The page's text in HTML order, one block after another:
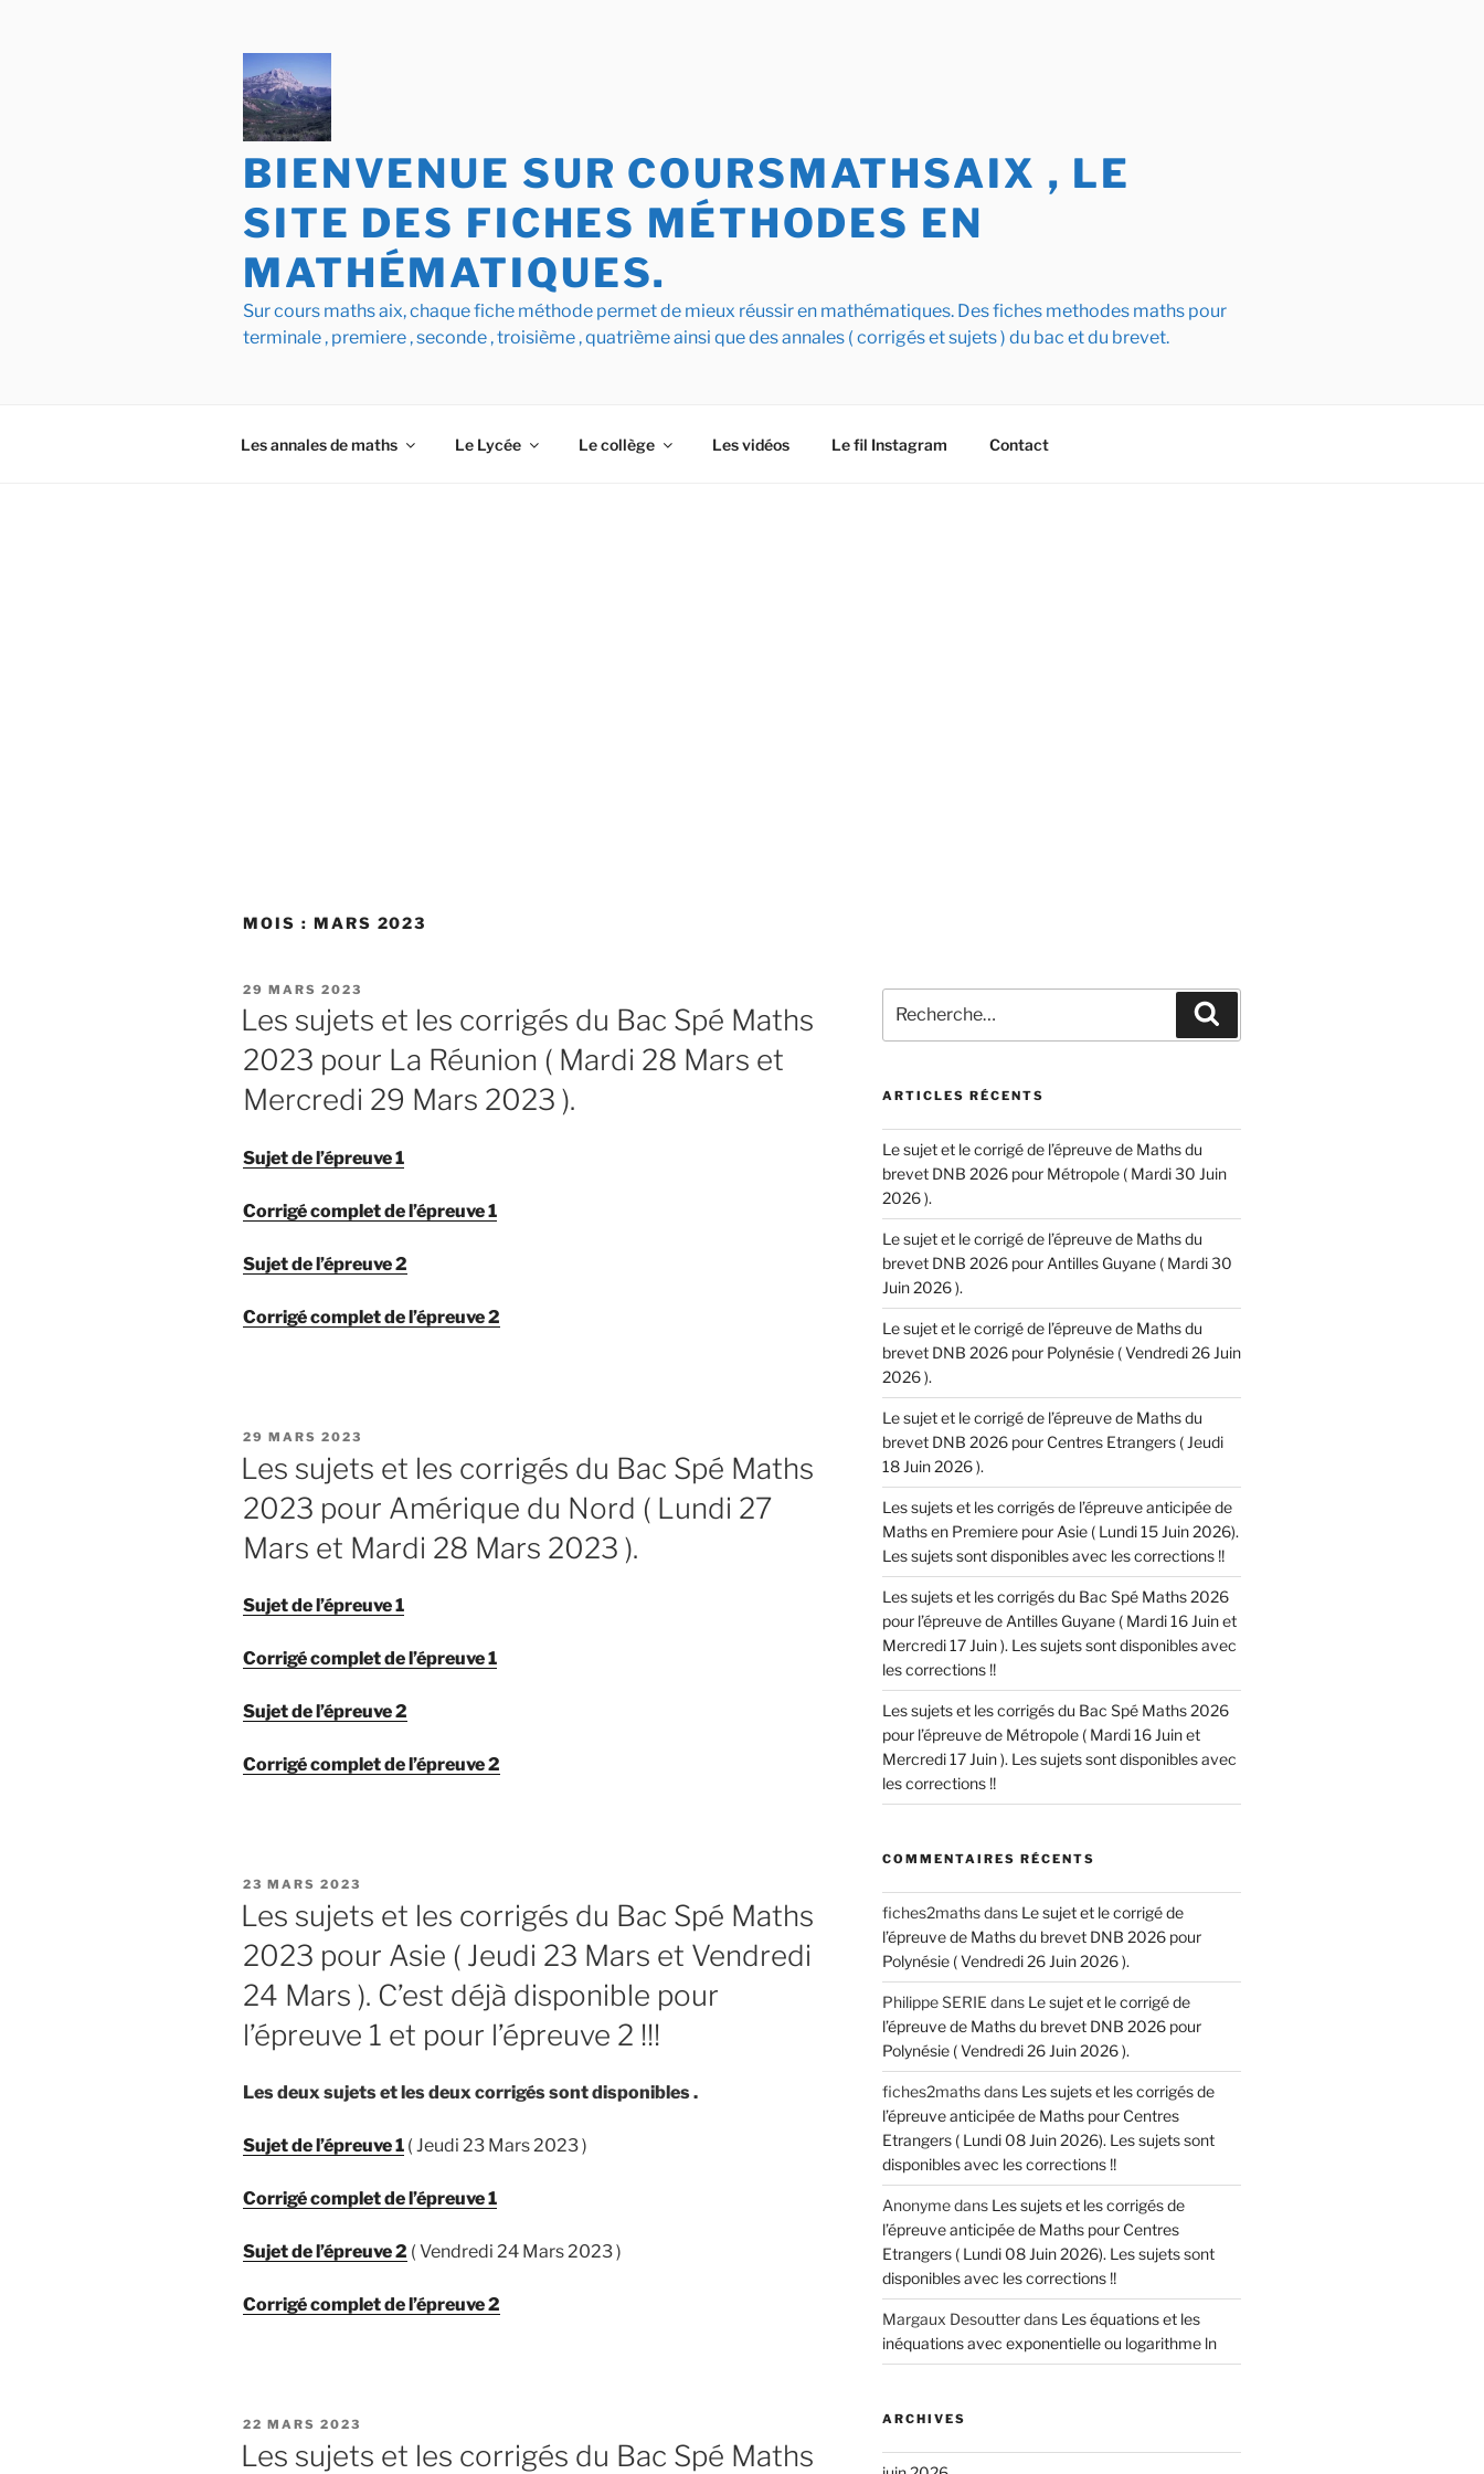
BIENVENUE SUR COURSMATHSAIX , LE
SITE DES FICHES MÉTHODES EN
MATHÉMATIQUES.
Sur cours maths aix, chaque fiche méthode permet de mieux réussir en mathématiques. Des fiches methodes maths pour
terminale , premiere , seconde , troisième , quatrième ainsi que des annales ( corrigés et sujets ) du bac et du brevet.
Les annales de maths Le Lycée Le collège Les vidéos Le fil Instagram Contact
MOIS : MARS 2023
PUBLIÉ
LE
29 MARS 2023
Les sujets et les corrigés du Bac Spé Maths
2023 pour La Réunion ( Mardi 28 Mars et
Mercredi 29 Mars 2023 ).
Sujet de l’épreuve 1
Corrigé complet de l’épreuve 1
Sujet de l’épreuve 2
Corrigé complet de l’épreuve 2
PUBLIÉ
29 MARS 2023
Les sujets et les corrigés du Bac Spé Maths
2023 pour Amérique du Nord ( Lundi 27
Mars et Mardi 28 Mars 2023 ).
Sujet de l’épreuve 1
Corrigé complet de l’épreuve 1
Sujet de l’épreuve 2
Corrigé complet de l’épreuve 2
PUBLIÉ
LE
23 MARS 2023
Les sujets et les corrigés du Bac Spé Maths
2023 pour Asie ( Jeudi 23 Mars et Vendredi
24 Mars ). C’est déjà disponible pour
l’épreuve 1 et pour l’épreuve 2 !!!
Les deux sujets et les deux corrigés sont disponibles .
Sujet de l’épreuve 1 ( Jeudi 23 Mars 2023 )
Corrigé completde l’épreuve 1
Sujet de l’épreuve 2 ( Vendredi 24 Mars 2023 )
Corrigé complet de l’épreuve 2
PUBLIÉ
LE
22 MARS 2023
Les sujets et les corrigés du Bac Spé Maths
pour
:
ARTICLES RÉCENTS
Le sujet et le corrigé de l’épreuve de Maths du
brevet DNB 2026 pour Métropole ( Mardi 30 Juin
2026 ).
Le sujet et le corrigé de l’épreuve de Maths du
brevet DNB 2026 pour Antilles Guyane ( Mardi 30
Juin 2026 ).
Le sujet et le corrigé de l’épreuve de Maths du
brevet DNB 2026 pour Polynésie ( Vendredi 26 Juin
2026 ).
Le sujet et le corrigé de l’épreuve de Maths du
brevet DNB 2026 pour Centres Etrangers ( Jeudi
18 Juin 2026 ).
Les sujets et les corrigés de l’épreuve anticipée de
Maths en Premiere pour Asie ( Lundi 15 Juin 2026).
Les sujets sont disponibles avec les corrections !!
Les sujets et les corrigés du Bac Spé Maths 2026
pour l’épreuve de Antilles Guyane ( Mardi 16 Juin et
Mercredi 17 Juin ). Les sujets sont disponibles avec
les corrections !!
Les sujets et les corrigés du Bac Spé Maths 2026
pour l’épreuve de Métropole ( Mardi 16 Juin et
Mercredi 17 Juin ). Les sujets sont disponibles avec
les corrections !!
COMMENTAIRES RÉCENTS
fiches2mathsdans Le sujet et le corrigé de
l’épreuve de Maths du brevet DNB 2026 pour
Polynésie ( Vendredi 26 Juin 2026 ).
Philippe SERIE dans Le sujet et le corrigé de
l’épreuve de Maths du brevet DNB 2026 pour
Polynésie ( Vendredi 26 Juin 2026 ).
fiches2mathsdans Les sujets et les corrigés de
l’épreuve anticipée de Maths pour Centres
Etrangers ( Lundi 08 Juin 2026). Les sujets sont
disponibles avec les corrections !!
Anonymedans Les sujets et les corrigés de
l’épreuve anticipée de Maths pour Centres
Etrangers ( Lundi 08 Juin 2026). Les sujets sont
disponibles avec les corrections !!
Margaux Desoutterdans Les équations et les
inéquations avec exponentielle ou logarithme ln
ARCHIVES